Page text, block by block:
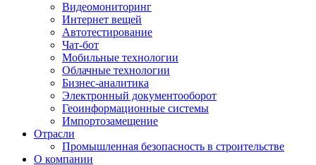
Видеомониторинг
Интернет вещей
Автотестирование
Чат-бот
Мобильные технологии
Облачные технологии
Бизнес-аналитика
Электронный документооборот
Геоинформационные системы
Импортозамещение
Отрасли
Промышленная безопасность в строительстве
О компании